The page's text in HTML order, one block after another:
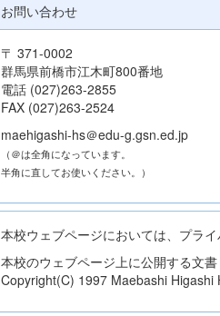
お問い合わせ
〒 371-0002
群馬県前橋市江木町800番地
電話 (027)263-2855
FAX (027)263-2524
maehigashi-hs＠edu-g.gsn.ed.jp
（＠は全角になっています。
半角に直してお使いください。）
本校ウェブページにおいては、プラ
本校のウェブページ上に公開する文
Copyright(C) 1997 Maebashi